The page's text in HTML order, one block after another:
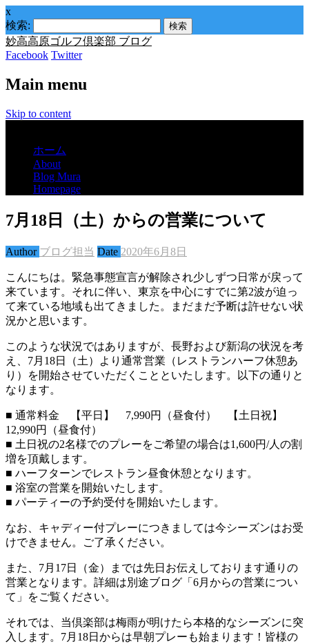
x
検索:
妙高高原ゴルフ倶楽部 ブログ
Facebook Twitter
Main menu
Skip to content
ホーム
About
Blog Mura
Homepage
7月18日（土）からの営業について
Author ブログ担当 Date 2020年6月8日
こんにちは。緊急事態宣言が解除され少しずつ日常が戻って
来ています。それに伴い、東京を中心にすでに第2波が迫っ
て来ている地域も出てきました。まだまだ予断は許せない状
況かと思います。
このような状況ではありますが、長野および新潟の状況を考
え、7月18日（土）より通常営業（レストランハーフ休憩あ
り）を開始させていただくことといたします。以下の通りと
なります。
■ 通常料金 【平日】 7,990円（昼食付） 【土日祝】
12,990円（昼食付）
■ 土日祝の2名様でのプレーをご希望の場合は1,600円/人の割
増を頂戴します。
■ ハーフターンでレストラン昼食休憩となります。
■ 浴室の営業を開始いたします。
■ パーティーの予約受付を開始いたします。
なお、キャディー付プレーにつきましては今シーズンはお受
けできません。ご了承ください。
また、7月17日（金）までは先日お伝えしております通りの
営業となります。詳細は別途ブログ「6月からの営業につい
て」をご覧ください。
それでは、当倶楽部は梅雨が明けたら本格的なシーズンに突
入します。7月18日からは早朝プレーも始まります！皆様の